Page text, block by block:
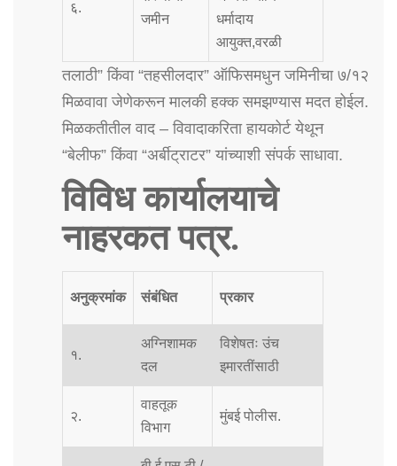
६.
जमीन
धर्मादाय
आयुक्त,वरळी
तलाठी” किंवा “तहसीलदार” ऑफिसमधुन जमिनीचा ७/१२
मिळवावा जेणेकरून मालकी हक्क समझण्यास मदत होईल.
मिळकतीतील वाद – विवादाकरिता हायकोर्ट येथून
“बेलीफ” किंवा “अर्बीट्राटर” यांच्याशी संपर्क साधावा.
विविध कार्यालयाचे
नाहरकत पत्र.
अनुक्रमांक संबंधित प्रकार
१.
अग्निशामक
दल
विशेषतः उंच
इमारतींसाठी
२.
वाहतूक
विभाग
मुंबई पोलीस.